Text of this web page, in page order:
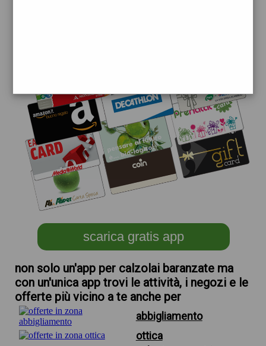
scarica gratis app
non solo un'app per calzolai baranzate ma
con un'unica app trovi le attività, i negozi e le
offerte più vicino a te anche per
abbigliamento
ottica